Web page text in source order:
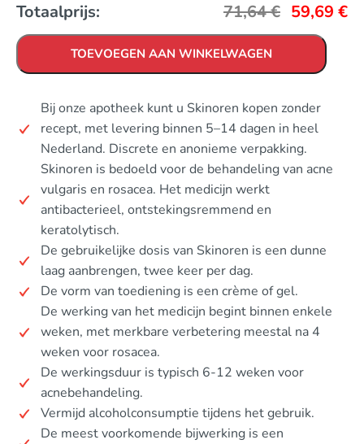
Totaalprijs: 71,64€ 59,69 €
TOEVOEGEN AAN WINKELWAGEN
Bij onze apotheek kunt u Skinoren kopen zonder
recept, met levering binnen 5–14 dagen in heel
Nederland. Discrete en anonieme verpakking.
Skinoren is bedoeld voor de behandeling van acne
vulgaris en rosacea. Het medicijn werkt
antibacterieel, ontstekingsremmend en
keratolytisch.
De gebruikelijke dosis van Skinoren is een dunne
laag aanbrengen, twee keer per dag.
De vorm van toediening is een crème of gel.
De werking van het medicijn begint binnen enkele
weken, met merkbare verbetering meestal na 4
weken voor rosacea.
De werkingsduur is typisch 6-12 weken voor
acnebehandeling.
Vermijd alcoholconsumptie tijdens het gebruik.
De meest voorkomende bijwerking is een